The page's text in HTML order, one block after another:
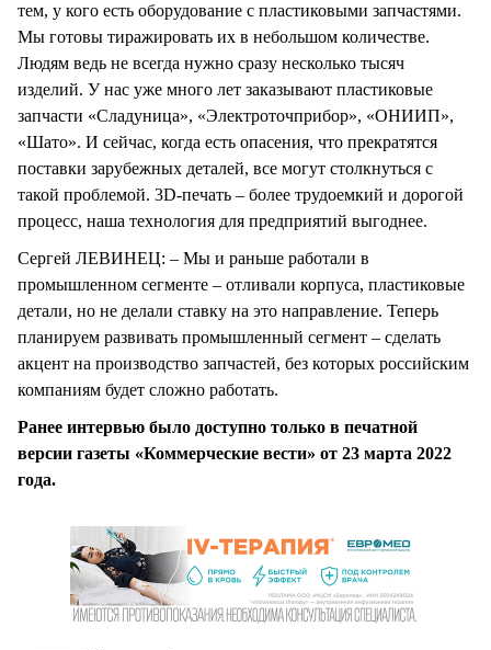
тем, у кого есть оборудование с пластиковыми запчастями.
Мы готовы тиражировать их в небольшом количестве.
Людям ведь не всегда нужно сразу несколько тысяч
изделий. У нас уже много лет заказывают пластиковые
запчасти «Сладуница», «Электроточприбор», «ОНИИП»,
«Шато». И сейчас, когда есть опасения, что прекратятся
поставки зарубежных деталей, все могут столкнуться с
такой проблемой. 3D-печать – более трудоемкий и дорогой
процесс, наша технология для предприятий выгоднее.
Сергей ЛЕВИНЕЦ: – Мы и раньше работали в
промышленном сегменте – отливали корпуса, пластиковые
детали, но не делали ставку на это направление. Теперь
планируем развивать промышленный сегмент – сделать
акцент на производство запчастей, без которых российским
компаниям будет сложно работать.
Ранее интервью было доступно только в печатной
версии газеты «Коммерческие вести» от 23 марта 2022
года.